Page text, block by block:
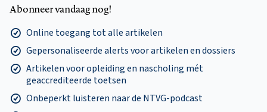
Abonneer vandaag nog!
Online toegang tot alle artikelen
Gepersonaliseerde alerts voor artikelen en dossiers
Artikelen voor opleiding en nascholing mét
geaccrediteerde toetsen
Onbeperkt luisteren naar de NTVG-podcast